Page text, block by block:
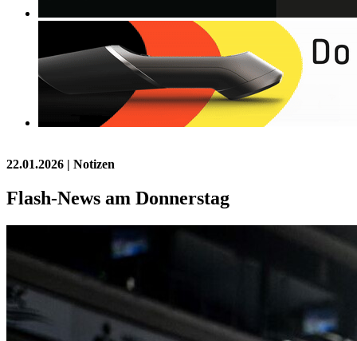
22.01.2026 | Notizen
Flash-News am Donnerstag